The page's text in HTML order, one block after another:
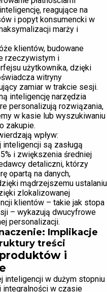
reagujące na
i popyt konsumencki w
marży i
klientów, budowane
rzeczywistym i
użytkownika, dzięki
witryny
zamiar w trakcie sesji.
inteligencję narzędzia
personalizują rozwiązania,
w kasie lub wyszukiwaniu
zakupie.
wpływ:
są zasługą
i zwiększenia średniej
detaliczni, którzy
opartą na danych,
mądrzejszemu ustalaniu
zlokalizowanej
klientów – takie jak stopa
– wykazują dwucyfrowe
personalizacji.
Implikacje
treści
i
inteligencji w dużym stopniu
integralności w czasie